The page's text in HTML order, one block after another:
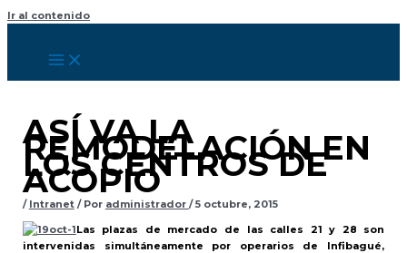
Ir al contenido
ASÍ VA LA
REMODELACIÓN EN
LOS CENTROS DE
ACOPIO
/ Intranet/ Por administrador /5 octubre, 2015
Las plazas de mercado de las calles 21 y 28 son
intervenidas simultáneamente por operarios de Infibagué,